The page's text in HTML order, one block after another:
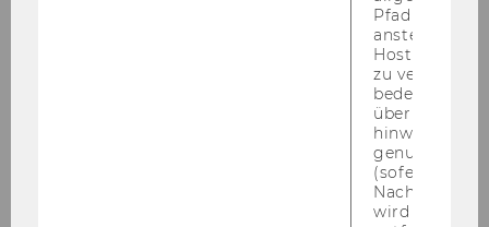
- Ab­ge­schlos­se­nes Di­plom­stu­di­um bzw.
Bachelor-​ und Mas­ter­stu­di­um der Rechts­wis­
- Be­rufs­er­fah­rung im uni­ver­si­tä­ren Be­reich und
in der ju­ris­ti­schen Pra­xis wün­schens­wert
- Kennt­nis­se und In­ter­es­sens­schwer­punk­te im
Eu­ro­pa­recht oder im öf­fent­li­chen Recht
Pfad zu
anstelle des
Hostnamens
zu
bedeutet,
über
hinweg
genutzt
(sofern
Nach dieser
wird das